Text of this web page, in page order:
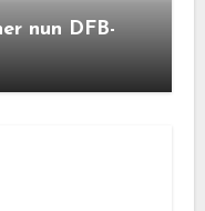
nun DFB-